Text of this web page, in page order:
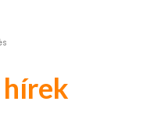
hírek